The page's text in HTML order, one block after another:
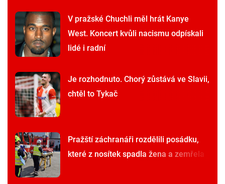
V pražské Chuchli měl hrát Kanye
West. Koncert kvůli nacismu odpískali
lidé i radní
Je rozhodnuto. Chorý zůstává ve Slavii,
chtěl to Tykač
Pražští záchranáři rozdělili posádku,
které z nosítek spadla žena a zemřela